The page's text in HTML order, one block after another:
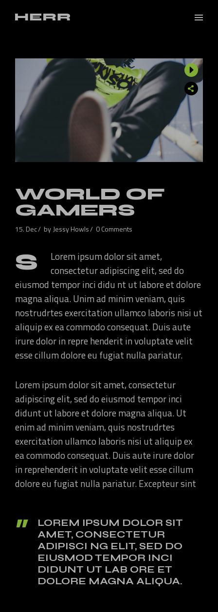
WORLD OF
GAMERS
15. Dec by Jessy Howls 0 Comments
S
Lorem ipsum dolor sit amet,
consectetur adipiscing elit, sed do
eiusmod tempor inci didu nt ut labore et dolore
magna aliqua. Unim ad minim veniam, quis
nostrudrtes exercitation ullamco laboris nisi ut
aliquip ex ea commodo consequat. Duis aute
irure dolor in repre henderit in voluptate velit
esse cillum dolore eu fugiat nulla pariatur.
Lorem ipsum dolor sit amet, consectetur
adipiscing elit, sed do eiusmod tempor inci
didunt ut labore et dolore magna aliqua. Ut
enim ad minim veniam, quis nostrudrtes
exercitation ullamco laboris nisi ut aliquip ex
ea commodo consequat. Duis aute irure dolor
in reprehenderit in voluptate velit esse cillum
dolore eu fugiat nulla pariatur. Excepteur sint
LOREM IPSUM DOLOR SIT
AMET, CONSECTETUR
ADIPISCI NG ELIT, SED DO
EIUSMOD TEMPOR INCI
DIDUNT UT LAB ORE ET
DOLORE MAGNA ALIQUA.